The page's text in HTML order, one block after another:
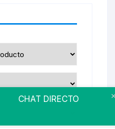
CHAT DIRECTO